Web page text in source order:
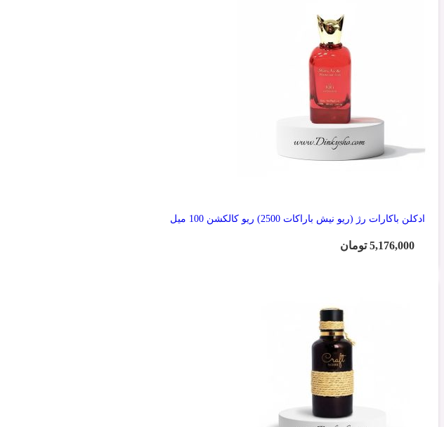
ادکلن باکارات رژ (ریو نیش باراکات 2500) ریو کالکشن 100 میل
5,176,000 تومان